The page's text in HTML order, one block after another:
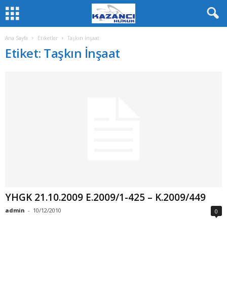
Ana Sayfa Etiketler Taşkın İnşaat
Etiket: Taşkın İnşaat
YHGK 21.10.2009 E.2009/1-425 – K.2009/449
admin - 10/12/2010 0